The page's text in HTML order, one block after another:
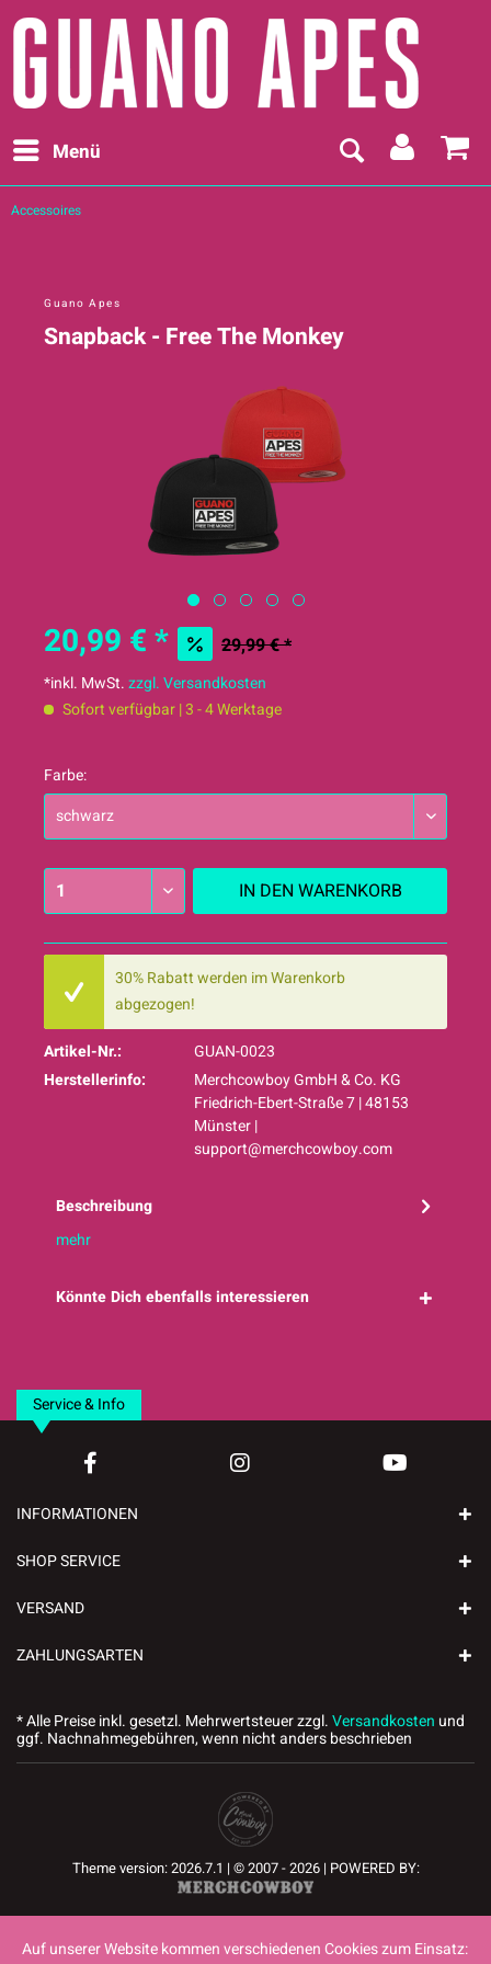
Menü
Accessoires
Guano Apes
Snapback - Free The Monkey
20,99 € * 29,99 € *
*inkl. MwSt.zzgl. Versandkosten
Sofort verfügbar | 3 - 4 Werktage
Farbe:
IN DEN WARENKORB
30% Rabatt werden im Warenkorb
abgezogen!
Artikel-Nr.:
GUAN-0023
Herstellerinfo:
Merchcowboy GmbH & Co. KG
Friedrich-Ebert-Straße 7 | 48153
Münster |
support@merchcowboy.com
Beschreibung
mehr
Könnte Dich ebenfalls interessieren
Service & Info
INFORMATIONEN
SHOP SERVICE
VERSAND
ZAHLUNGSARTEN
* Alle Preise inkl. gesetzl. Mehrwertsteuer zzgl.Versandkosten und
ggf. Nachnahmegebühren, wenn nicht anders beschrieben
Theme version: 2026.7.1 | © 2007 - 2026 | POWERED BY:
Auf unserer Website kommen verschiedenen Cookies zum Einsatz: